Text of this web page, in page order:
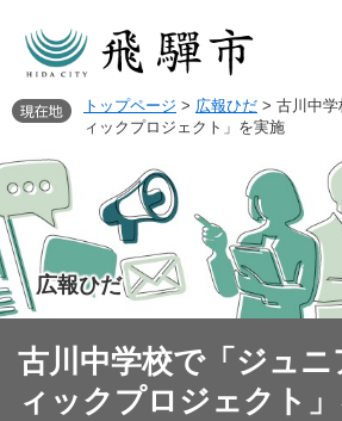
トップページ > 広報ひだ > 古川中
ィックプロジェクト」を実施
広報ひだ
古川中学校で「ジュ
ィックプロジェクト